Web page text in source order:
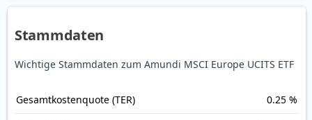
Stammdaten
Wichtige Stammdaten zum Amundi MSCI Europe UCITS ETF
Gesamt­kosten­quote (TER) 0.25 %